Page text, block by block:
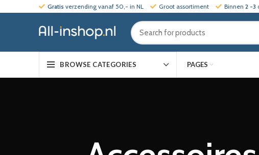
Gratis verzending vanaf 50,- in NL Groot assortiment Binnen 2 -3
BROWSE CATEGORIES PAGES